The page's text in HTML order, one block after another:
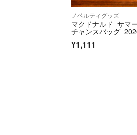
ノベルティグッズ
マクドナルド サマ
チャンスバッグ
¥1,111